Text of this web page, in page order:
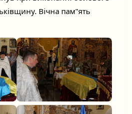
Вічна пам"ять